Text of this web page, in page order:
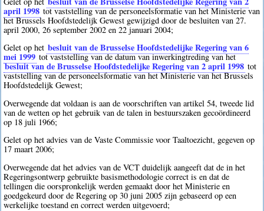
april 1998 tot vaststelling van de personeelsformatie van het Ministerie van
het Brussels Hoofdstedelijk Gewest gewijzigd door de besluiten van 27.
april 2000, 26 september 2002 en 22 januari 2004;
Gelet op het besluit van de Brusselse Hoofdstedelijke Regering van 6
mei 1999 tot vaststelling van de datum van inwerkingtreding van het
besluit van de Brusselse Hoofdstedelijke Regering van 2 april 1998 tot
vaststelling van de personeelsformatie van het Ministerie van het Brussels
Hoofdstedelijk Gewest;
Overwegende dat voldaan is aan de voorschriften van artikel 54, tweede lid
van de wetten op het gebruik van de talen in bestuurszaken gecoördineerd
op 18 juli 1966;
Gelet op het advies van de Vaste Commissie voor Taaltoezicht, gegeven op
17 maart 2006;
Overwegende dat het advies van de VCT duidelijk aangeeft dat de in het
Regeringsontwerp gebruikte basismethodologie correct is en dat de
tellingen die oorspronkelijk werden gemaakt door het Ministerie en
goedgekeurd door de Regering op 30 juni 2005 zijn gebaseerd op een
werkelijke toestand en correct werden uitgevoerd;